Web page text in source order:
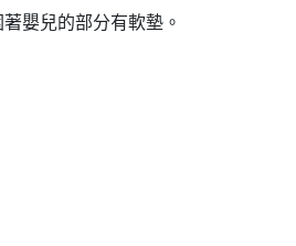
嬰兒的部分有軟墊。